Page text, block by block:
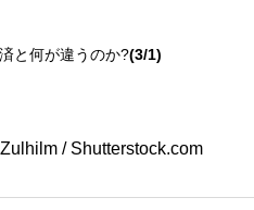
と何が違うのか?(3/1)
/ Shutterstock.com